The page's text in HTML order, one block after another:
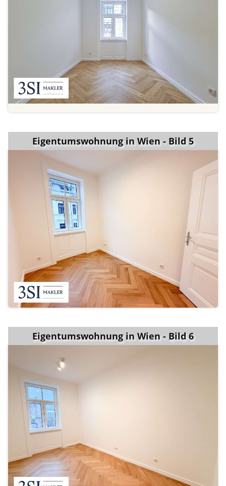
Eigentumswohnung in Wien - Bild 5
Eigentumswohnung in Wien - Bild 6